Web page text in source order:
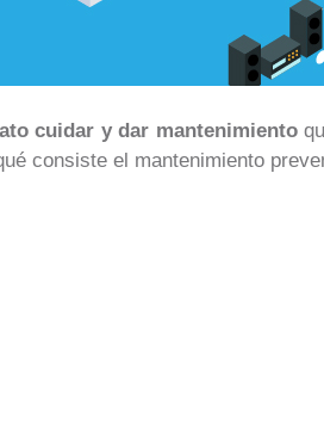
cuidar y dar mantenimiento
consiste el mantenimiento